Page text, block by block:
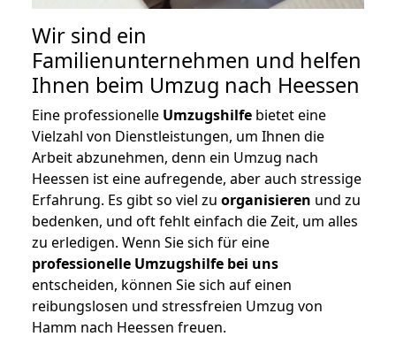
Wir sind ein
Familienunternehmen und helfen
Ihnen beim Umzug nach Heessen
Eine professionelle Umzugshilfe bietet eine
Vielzahl von Dienstleistungen, um Ihnen die
Arbeit abzunehmen, denn ein Umzug nach
Heessen ist eine aufregende, aber auch stressige
Erfahrung. Es gibt so viel zu organisieren und zu
bedenken, und oft fehlt einfach die Zeit, um alles
zu erledigen. Wenn Sie sich für eine
professionelle Umzugshilfe bei uns
entscheiden, können Sie sich auf einen
reibungslosen und stressfreien Umzug von
Hamm nach Heessen freuen.